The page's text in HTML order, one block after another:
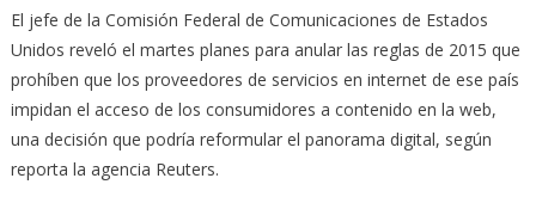
El jefe de la Comisión Federal de Comunicaciones de Estados
Unidos reveló el martes planes para anular las reglas de 2015 que
prohíben que los proveedores de servicios en internet de ese país
impidan el acceso de los consumidores a contenido en la web,
una decisión que podría reformular el panorama digital, según
reporta la agencia Reuters.